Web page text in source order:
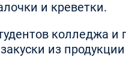
и креветки.
колледжа
из